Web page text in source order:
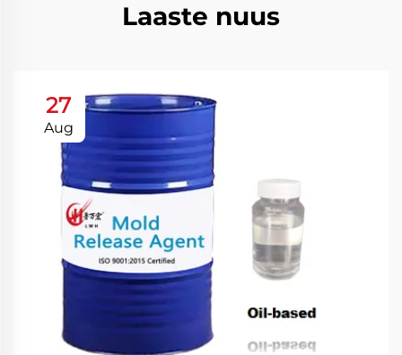
Laaste nuus
27
Aug